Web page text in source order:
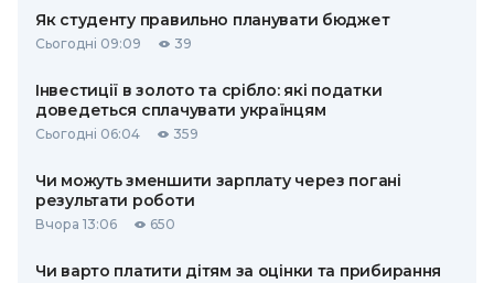
Як студенту правильно планувати бюджет
Сьогодні 09:09 39
Інвестиції в золото та срібло: які податки
доведеться сплачувати українцям
Сьогодні 06:04 359
Чи можуть зменшити зарплату через погані
результати роботи
Вчора 13:06 650
Чи варто платити дітям за оцінки та прибирання